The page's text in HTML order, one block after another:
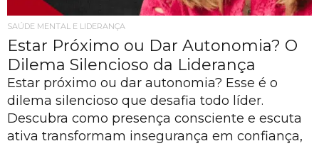
SAÚDE MENTAL E LIDERANÇA
Estar Próximo ou Dar Autonomia? O
Dilema Silencioso da Liderança
Estar próximo ou dar autonomia? Esse é o
dilema silencioso que desafia todo líder.
Descubra como presença consciente e escuta
ativa transformam insegurança em confiança,